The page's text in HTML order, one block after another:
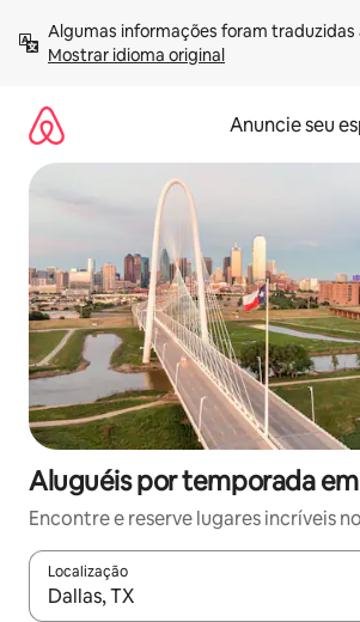
para
Mostrar idioma original
Anuncie seu
Aluguéis por temporada
Encontre e reserve lugares incríveis
Localização
Quando os resultados estiverem